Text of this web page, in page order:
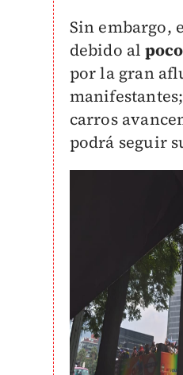
Sin embargo,
debido al
por la gran
manifestantes;
carros
podrá seguir